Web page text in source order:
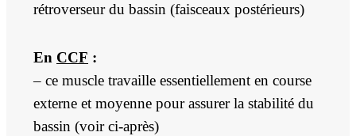
rétroverseur du bassin (faisceaux postérieurs)
En CCF :
– ce muscle travaille essentiellement en course
externe et moyenne pour assurer la stabilité du
bassin (voir ci-après)